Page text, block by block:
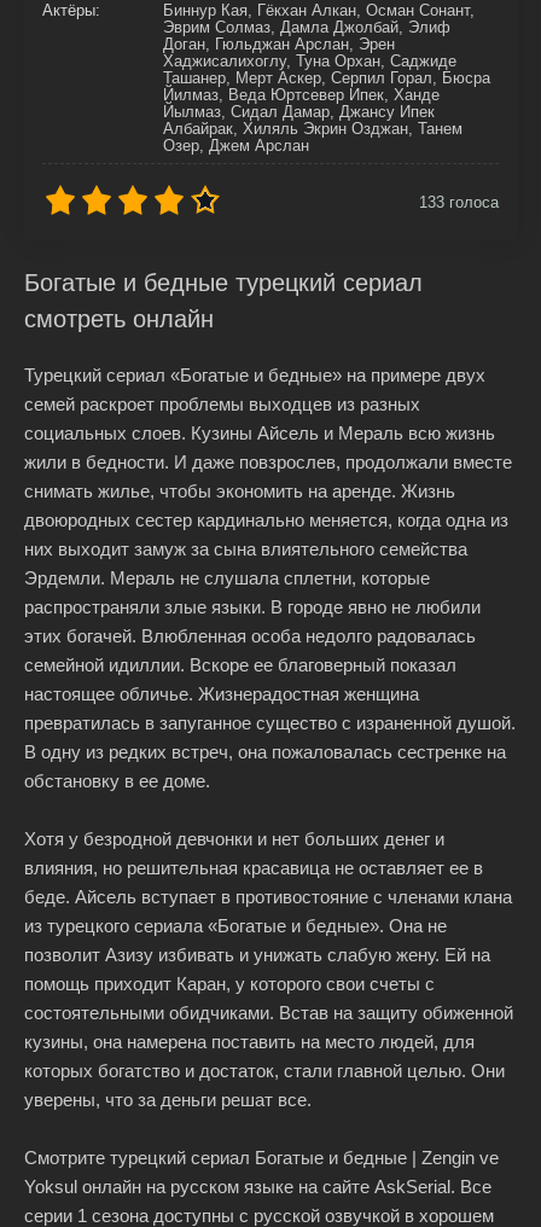
Актёры:
Биннур Кая, Гёкхан Алкан, Осман Сонант,
Эврим Солмаз, Дамла Джолбай, Элиф
Доган, Гюльджан Арслан, Эрен
Хаджисалихоглу, Туна Орхан, Саджиде
Ташанер, Мерт Аскер, Серпил Горал, Бюсра
Йилмаз, Веда Юртсевер Ипек, Ханде
Йылмаз, Сидал Дамар, Джансу Ипек
Албайрак, Хиляль Экрин Озджан, Танем
Озер, Джем Арслан
133 голоса
Богатые и бедные турецкий сериал
смотреть онлайн
Турецкий сериал «Богатые и бедные» на примере двух
семей раскроет проблемы выходцев из разных
социальных слоев. Кузины Айсель и Мераль всю жизнь
жили в бедности. И даже повзрослев, продолжали вместе
снимать жилье, чтобы экономить на аренде. Жизнь
двоюродных сестер кардинально меняется, когда одна из
них выходит замуж за сына влиятельного семейства
Эрдемли. Мераль не слушала сплетни, которые
распространяли злые языки. В городе явно не любили
этих богачей. Влюбленная особа недолго радовалась
семейной идиллии. Вскоре ее благоверный показал
настоящее обличье. Жизнерадостная женщина
превратилась в запуганное существо с израненной душой.
В одну из редких встреч, она пожаловалась сестренке на
обстановку в ее доме.
Хотя у безродной девчонки и нет больших денег и
влияния, но решительная красавица не оставляет ее в
беде. Айсель вступает в противостояние с членами клана
из турецкого сериала «Богатые и бедные». Она не
позволит Азизу избивать и унижать слабую жену. Ей на
помощь приходит Каран, у которого свои счеты с
состоятельными обидчиками. Встав на защиту обиженной
кузины, она намерена поставить на место людей, для
которых богатство и достаток, стали главной целью. Они
уверены, что за деньги решат все.
Смотрите турецкий сериал Богатые и бедные | Zengin ve
Yoksul онлайн на русском языке на сайте AskSerial. Все
серии 1 сезона доступны с русской озвучкой в хорошем